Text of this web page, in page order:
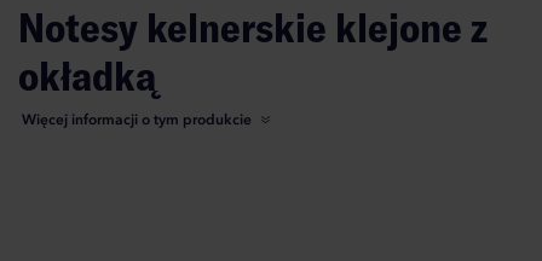
Notesy kelnerskie klejone z
okładką
Więcej informacji o tym produkcie